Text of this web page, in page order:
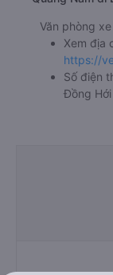
Văn phòng
Xem địa
https://
Số điện
Đồng